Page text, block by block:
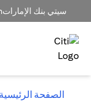
سيتي بنك الإمارات
الصفحة الرئيسية